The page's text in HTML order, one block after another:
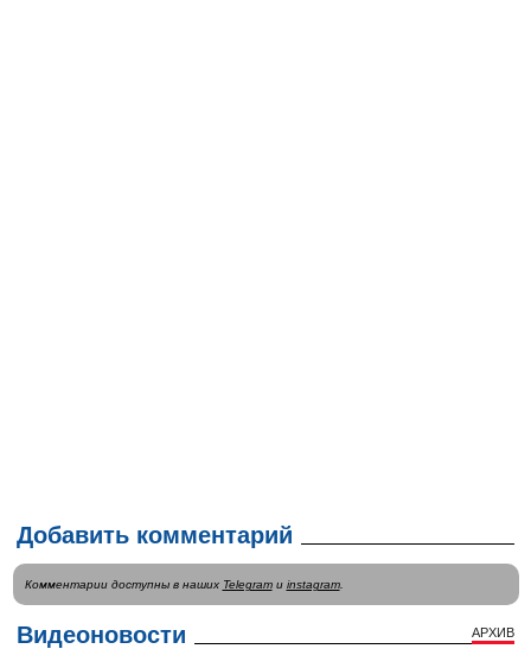
Добавить комментарий
Комментарии доступны в наших Telegramи instagram.
Видеоновости АРХИВ